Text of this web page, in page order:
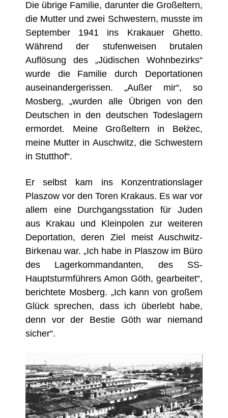
Die übrige Familie, darunter die Großeltern,
die Mutter und zwei Schwestern, musste im
September 1941 ins Krakauer Ghetto.
Während der stufenweisen brutalen
Auflösung des „Jüdischen Wohnbezirks“
wurde die Familie durch Deportationen
auseinandergerissen. „Außer mir“, so
Mosberg, „wurden alle Übrigen von den
Deutschen in den deutschen Todeslagern
ermordet. Meine Großeltern in Bełżec,
meine Mutter in Auschwitz, die Schwestern
in Stutthof“.
Er selbst kam ins Konzentrationslager
Plaszow vor den Toren Krakaus. Es war vor
allem eine Durchgangsstation für Juden
aus Krakau und Kleinpolen zur weiteren
Deportation, deren Ziel meist Auschwitz-
Birkenau war. „Ich habe in Plaszow im Büro
des Lagerkommandanten, des SS-
Hauptsturmführers Amon Göth, gearbeitet“,
berichtete Mosberg. „Ich kann von großem
Glück sprechen, dass ich überlebt habe,
denn vor der Bestie Göth war niemand
sicher“.